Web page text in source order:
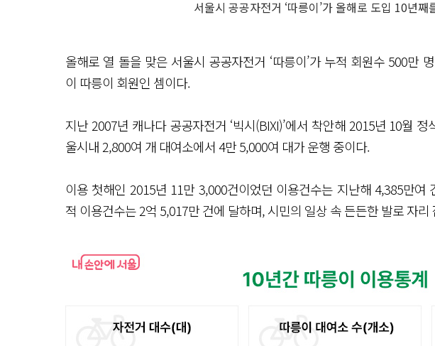
서울시 공공자전거 ‘따릉이’가 올해로 도입 10년째
올해로 열 돌을 맞은 서울시 공공자전거 ‘따릉이’가 누적 회원수 500만
이 따릉이 회원인 셈이다.
지난 2007년 캐나다 공공자전거 ‘빅시(BIXI)’에서 착안해 2015년 10월
울시내 2,800여 개 대여소에서 4만 5,000여 대가 운행 중이다.
이용 첫해인 2015년 11만 3,000건이었던 이용건수는 지난해 4,385만여
적 이용건수는 2억 5,017만 건에 달하며, 시민의 일상 속 든든한 발로 자리